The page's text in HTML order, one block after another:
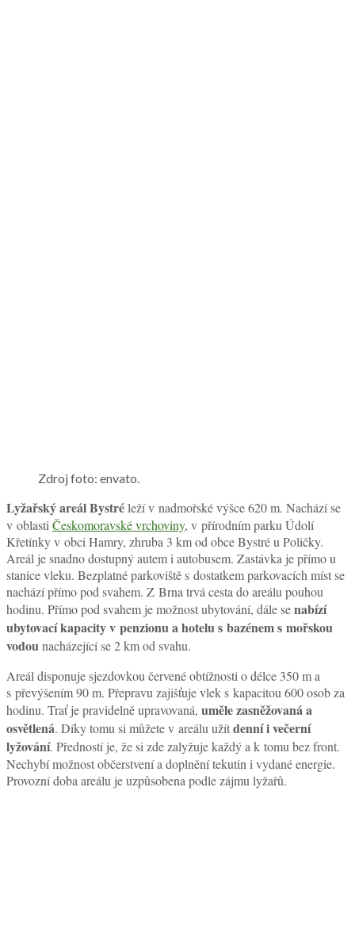
Zdroj foto: envato.
Lyžařský areál Bystréleží v nadmořské výšce 620 m. Nachází se
v oblasti Českomoravské vrchoviny, v přírodním parku Údolí
Křetínky v obci Hamry, zhruba 3 km od obce Bystré u Poličky.
Areál je snadno dostupný autem i autobusem. Zastávka je přímo u
stanice vleku. Bezplatné parkoviště s dostatkem parkovacích míst se
nachází přímo pod svahem. Z Brna trvá cesta do areálu pouhou
hodinu. Přímo pod svahem je možnost ubytování, dále senabízí
ubytovací kapacity v penzionu a hotelu s bazénem s mořskou
vodounacházející se 2 km od svahu.
Areál disponuje sjezdovkou červené obtížnosti o délce 350 m a
s převýšením 90 m. Přepravu zajišťuje vlek s kapacitou 600 osob za
hodinu. Trať je pravidelně upravovaná, uměle zasněžovaná a
osvětlená. Díky tomu si můžete v areálu užítdenní i večerní
lyžování. Předností je, že si zde zalyžuje každý a k tomu bez front.
Nechybí možnost občerstvení a doplnění tekutin i vydané energie.
Provozní doba areálu je uzpůsobena podle zájmu lyžařů.